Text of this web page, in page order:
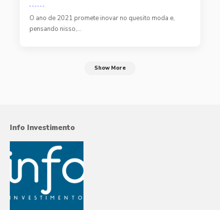
O ano de 2021 promete inovar no quesito moda e,
pensando nisso,…
Show More
Info Investimento